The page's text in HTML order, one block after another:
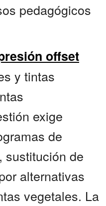
pedagógicos
offset
y tintas
exige
de
sustitución de
alternativas
vegetales. La